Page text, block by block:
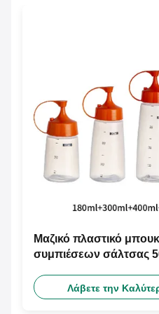
Μαζικό πλαστικό
συμπιέσεων σάλτσας
με το κτύπημα τοπ
Λάβετε την